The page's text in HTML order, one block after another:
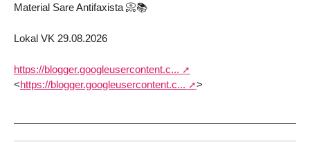
Material Sare Antifaxista 📀📚
Lokal VK 29.08.2026
https://blogger.googleusercontent.c...
<https://blogger.googleusercontent.c... >